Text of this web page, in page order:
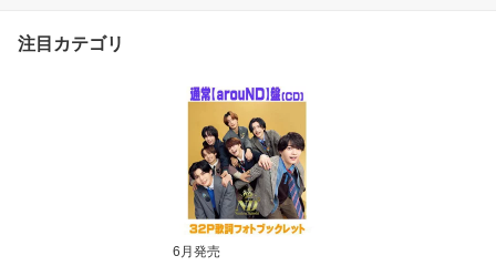
注目カテゴリ
6月発売